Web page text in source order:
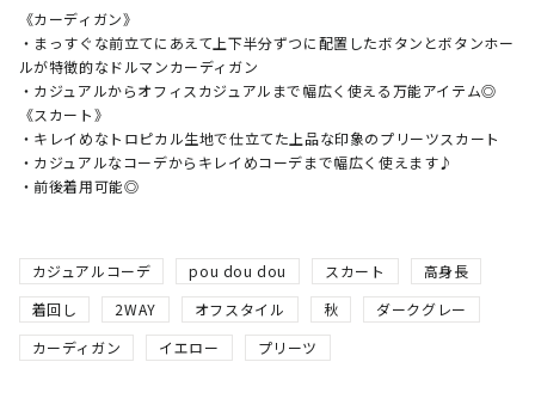
《カーディガン》
・まっすぐな前立てにあえて上下半分ずつに配置したボタンとボタンホー
ルが特徴的なドルマンカーディガン
・カジュアルからオフィスカジュアルまで幅広く使える万能アイテム◎
《スカート》
・キレイめなトロピカル生地で仕立てた上品な印象のプリーツスカート
・カジュアルなコーデからキレイめコーデまで幅広く使えます♪
・前後着用可能◎
カジュアルコーデ pou dou dou スカート
高身長
着回し
2WAY オフスタイル 秋
ダークグレー
カーディガン
イエロー プリーツ